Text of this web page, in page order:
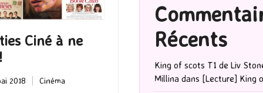
Ciné à ne
2018
Posted
Cinéma
Récents
King of scots T1 de Liv
Millinadans [Lecture] King